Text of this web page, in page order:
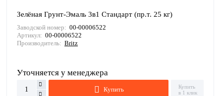
Зелёная Грунт-Эмаль 3в1 Стандарт (пр.т. 25 кг)
Заводской номер: 00-00006522
Артикул: 00-00006522
Производитель: Britz
Уточняется у менеджера
Купить
Купить
в 1 клик